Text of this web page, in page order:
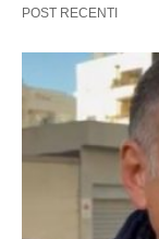
POST RECENTI